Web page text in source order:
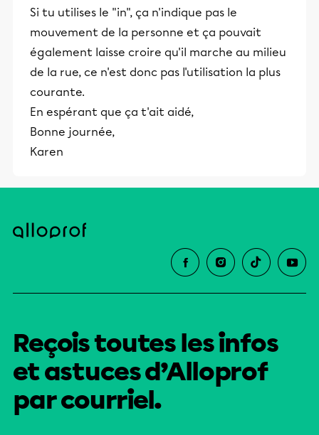
Si tu utilises le "in", ça n'indique pas le
mouvement de la personne et ça pouvait
également laisse croire qu'il marche au milieu
de la rue, ce n'est donc pas l'utilisation la plus
courante.
En espérant que ça t'ait aidé,
Bonne journée,
Karen
Reçois toutes les infos
et astuces d’Alloprof
par courriel.